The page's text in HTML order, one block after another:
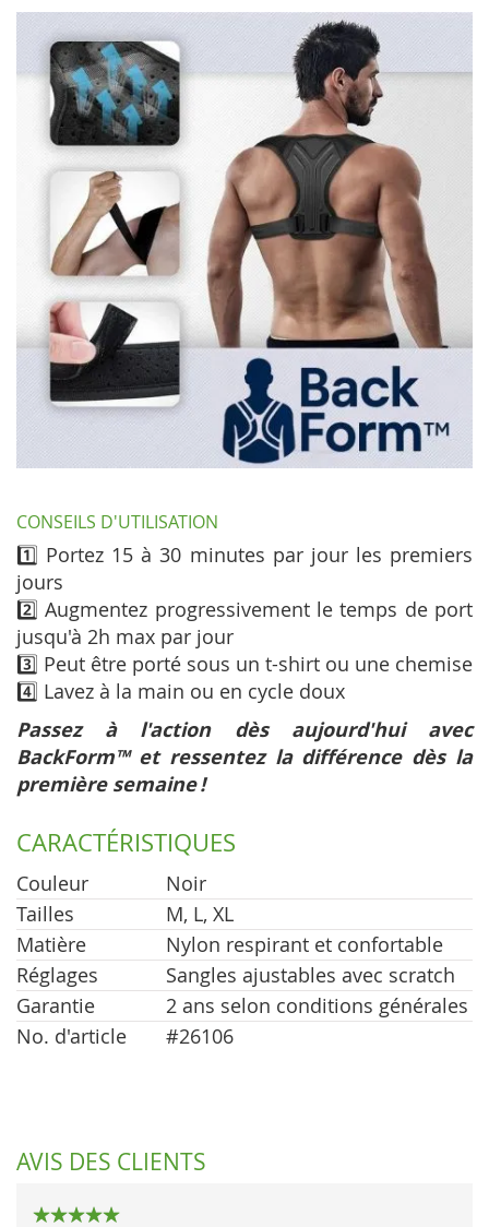
CONSEILS D'UTILISATION
1️⃣ Portez 15 à 30 minutes par jour les premiers
jours
2️⃣ Augmentez progressivement le temps de port
jusqu'à 2h max par jour
3️⃣ Peut être porté sous un t-shirt ou une chemise
4️⃣ Lavez à la main ou en cycle doux
Passez à l'action dès aujourd'hui avec
BackForm™ et ressentez la différence dès la
première semaine !
CARACTÉRISTIQUES
Couleur
Noir
Tailles
M, L, XL
Matière
Nylon respirant et confortable
Réglages
Sangles ajustables avec scratch
Garantie
2 ans selon conditions générales
No. d'article
#26106
AVIS DES CLIENTS